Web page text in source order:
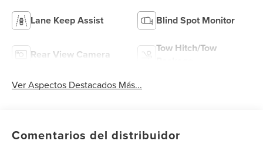
Lane Keep Assist Blind Spot Monitor
Rear View Camera
Tow Hitch/Tow
Ver Aspectos Destacados Más...
Comentarios del distribuidor